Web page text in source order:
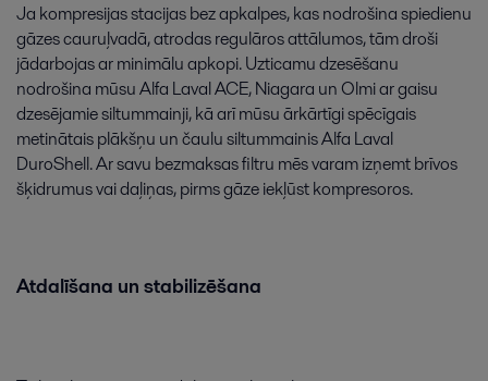
Ja kompresijasstacijasbezapkalpes,kasnodrošinaspiedienu
gāzescauruļvadā,atrodasregulārosattālumos,tāmdroši
jādarbojasarminimāluapkopi.Uzticamudzesēšanu
nodrošina mūsuAlfa LavalACE,Niagara un Olmiargaisu
dzesējamiesiltummainji,kāarīmūsuārkārtīgispēcīgais
metinātaisplākšņu unčaulusiltummainisAlfa Laval
DuroShell.Arsavu bezmaksasfiltru mēsvaramizņemtbrīvos
šķidrumusvaidaļiņas,pirmsgāzeiekļūstkompresoros.
Atdalīšana un stabilizēšana